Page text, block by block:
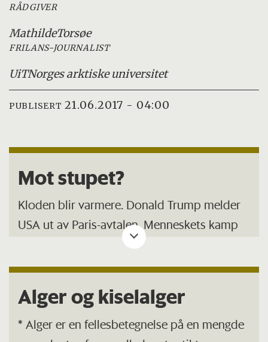
RÅDGIVER
MathildeTorsøe
FRILANS-JOURNALIST
UiTNorges arktiske universitet
PUBLISERT 21.06.2017 - 04:00
Mot stupet?
Kloden blir varmere. Donald Trump melder
USA ut av Paris-avtalen. Menneskets kamp
mot klimaendringer kan virke forgjeves. Men
kanskje finnes redningen der man minst
hvordan forskere jobber på spreng for å
Alger og kiselalger
* Alger er en fellesbetegnelse på en mengde